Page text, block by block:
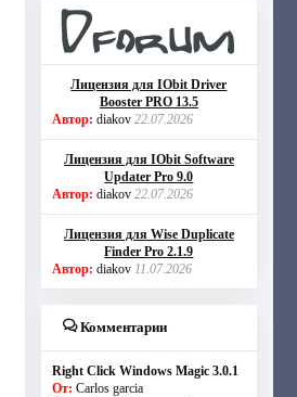
Лицензия для IObit Driver
Booster PRO 13.5
Автор: diakov 22.07.2026
Лицензия для IObit Software
Updater Pro 9.0
Автор: diakov 22.07.2026
Лицензия для Wise Duplicate
Finder Pro 2.1.9
Автор: diakov 11.07.2026
Комментарии
Right Click Windows Magic 3.0.1
От: Carlos garcia